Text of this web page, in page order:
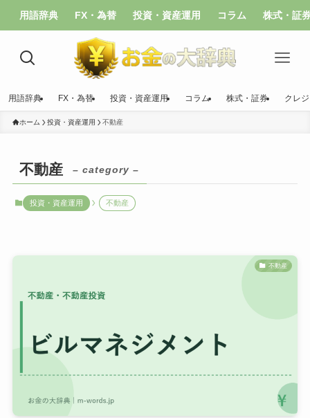
用語辞典 FX・為替 投資・資産運用 コラム 株式・証
用語辞典 FX・為替 投資・資産運用 コラム 株式・証券 クレ
ホーム 投資・資産運用 不動産
不動産 – category –
投資・資産運用 不動産
不動産